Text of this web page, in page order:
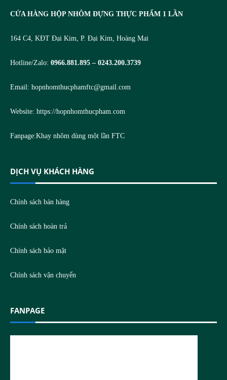
CỬA HÀNG HỘP NHÔM ĐỰNG THỰC PHẨM 1 LẦN
164 C4, KĐT Đại Kim, P. Đại Kim, Hoàng Mai
Hotline/Zalo: 0966.881.895 – 0243.200.3739
Email: hopnhomthucphamftc@gmail.com
Website: https://hopnhomthucpham.com
Fanpage:Khay nhôm dùng một lần FTC
DỊCH VỤ KHÁCH HÀNG
Chính sách bán hàng
Chính sách hoàn trả
Chính sách bảo mật
Chính sách vận chuyển
FANPAGE